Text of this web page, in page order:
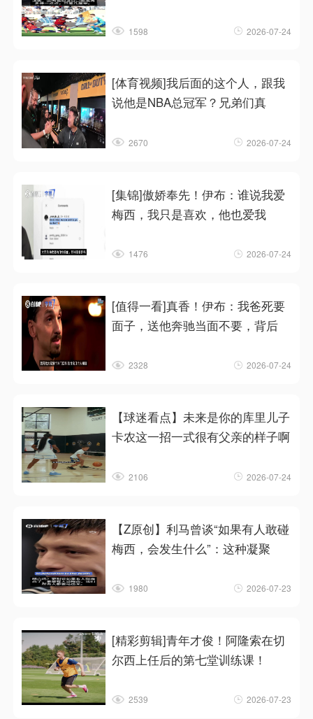
1598 2026-07-24
[体育视频]我后面的这个人，跟我
说他是NBA总冠军？兄弟们真
2670 2026-07-24
[集锦]傲娇奉先！伊布：谁说我爱
梅西，我只是喜欢，他也爱我
1476 2026-07-24
[值得一看]真香！伊布：我爸死要
面子，送他奔驰当面不要，背后
2328 2026-07-24
【球迷看点】未来是你的库里儿子
卡农这一招一式很有父亲的样子啊
2106 2026-07-24
【Z原创】利马曾谈“如果有人敢碰
梅西，会发生什么”：这种凝聚
1980 2026-07-23
[精彩剪辑]青年才俊！阿隆索在切
尔西上任后的第七堂训练课！
2539 2026-07-23